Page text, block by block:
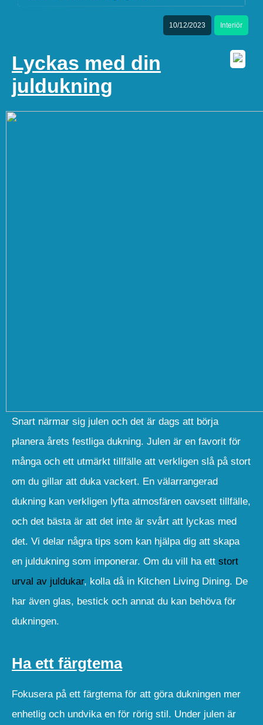
10/12/2023 Interiör
Lyckas med din
juldukning
Snart närmar sig julen och det är dags att börja
planera årets festliga dukning. Julen är en favorit för
många och ett utmärkt tillfälle att verkligen slå på stort
om du gillar att duka vackert. En välarrangerad
dukning kan verkligen lyfta atmosfären oavsett tillfälle,
och det bästa är att det inte är svårt att lyckas med
det. Vi delar några tips som kan hjälpa dig att skapa
en juldukning som imponerar. Om du vill ha ett stort
urval av juldukar, kolla då in Kitchen Living Dining. De
har även glas, bestick och annat du kan behöva för
dukningen.
Ha ett färgtema
Fokusera på ett färgtema för att göra dukningen mer
enhetlig och undvika en för rörig stil. Under julen är